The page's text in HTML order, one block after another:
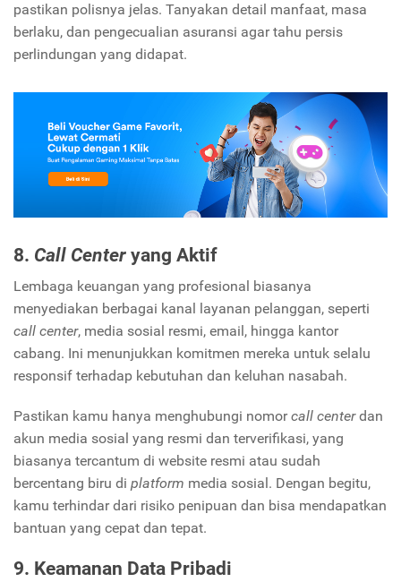
pastikan polisnya jelas. Tanyakan detail manfaat, masa
berlaku, dan pengecualian asuransi agar tahu persis
perlindungan yang didapat.
8. Call Center yang Aktif
Lembaga keuangan yang profesional biasanya
menyediakan berbagai kanal layanan pelanggan, seperti
call center, media sosial resmi, email, hingga kantor
cabang. Ini menunjukkan komitmen mereka untuk selalu
responsif terhadap kebutuhan dan keluhan nasabah.
Pastikan kamu hanya menghubungi nomorcall centerdan
akun media sosial yang resmi dan terverifikasi, yang
biasanya tercantum di website resmi atau sudah
bercentang biru di platform media sosial. Dengan begitu,
kamu terhindar dari risiko penipuan dan bisa mendapatkan
bantuan yang cepat dan tepat.
9. Keamanan Data Pribadi